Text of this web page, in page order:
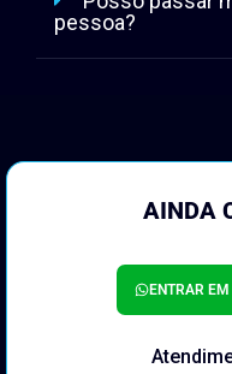
Posso passar
pessoa?
ENTRAR